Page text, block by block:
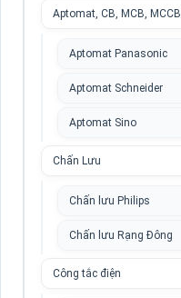
Aptomat, CB, MCB, MCCB
Aptomat Panasonic
Aptomat Schneider
Aptomat Sino
Chấn Lưu
Chấn lưu Philips
Chấn lưu Rạng Đông
Công tắc điện